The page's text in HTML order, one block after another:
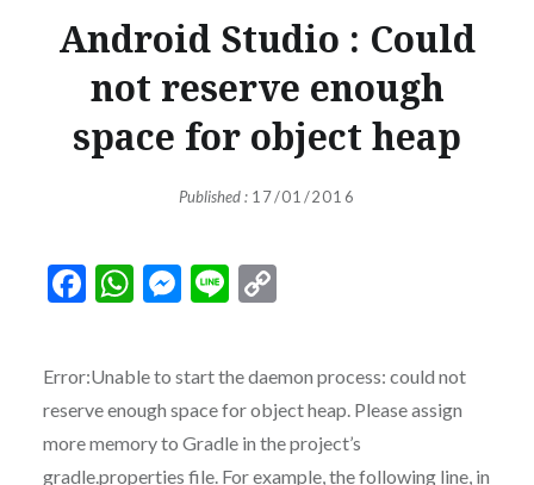
Android Studio : Could
not reserve enough
space for object heap
Published : 17/01/2016
Facebook
WhatsApp
Messenger
LineCopy
Error:Unable to start the daemon process: could not
reserve enough space for object heap. Please assign
more memory to Gradle in the project’s
gradle.properties file. For example, the following line, in